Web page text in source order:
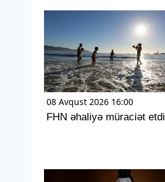
08 Avqust 2026 16:00
FHN əhaliyə müraciət etdi